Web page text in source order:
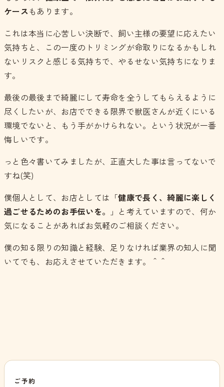
ケースもあります。
これは本当に心苦しい決断で、飼い主様の要望に応えたい
気持ちと、この一度のトリミングが命取りになるかもしれ
ないリスクと感じる気持ちで、やるせない気持ちになりま
す。
最後の最後まで綺麗にして寿命を全うしてもらえるように
尽くしたいが、お店でできる限界で獣医さんが近くにいる
環境でないと、もう手がかけられない。という状況が一番
悔しいです。
っと色々書いてみましたが、正直大した事は言ってないで
すね(笑)
僕個人として、お店としては「健康で長く、綺麗に楽しく
過ごせるためのお手伝いを。
」と考えていますので、何か
気になることがあればお気軽のご相談ください。
僕の知る限りの知識と経験、足りなければ業界の知人に聞
いてでも、お応えさせていただきます。＾＾
ご予約